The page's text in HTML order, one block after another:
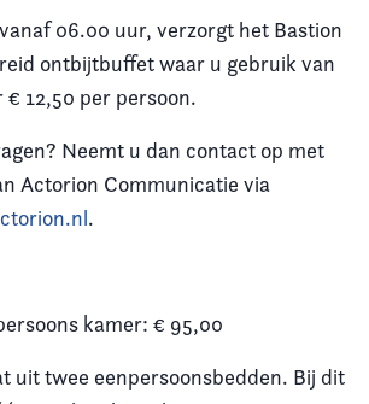
06.00 uur, verzorgt het Bastion
ontbijtbuffet waar u gebruik van
12,50 per persoon.
Neemt u dan contact op met
Actorion Communicatie via
.
kamer: € 95,00
uit twee eenpersoonsbedden. Bij dit